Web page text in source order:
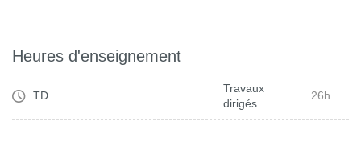
Heures d'enseignement
TD
Travaux
dirigés
26h